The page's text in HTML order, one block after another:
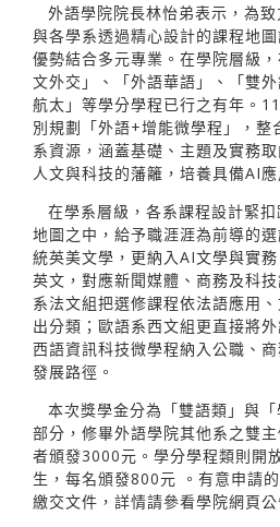
外語學院院長林怡弟表示，為
與各學系透過精心設計的課程地
優勢結合多元專業。在學院層級
文外交」、「外語華語」、「雙
航太」等學分學程已行之有年。
別規劃「外語+增能微學程」，整
系資源，涵蓋基礎、主題及實務
人文與科技的藩籬，培養具備AI
在學系層級，各系課程設計緊
地圖之中，給予職涯涯為前導的
統英美文學，更納入AI文學與實
英文，對應新聞媒體、商務及科
系法文組把選修課程依法語應用
出分類；歐語系西文組更直接將
西語資訊科技微學程納入公職、
發展路徑。
本次獎學金分為「雙語類」與
部分，修畢外語學院其他系之雙
者頒發3000元。學分學程類則開
生，每名頒發800元 。有意申請
繳交文件，詳情請參看學院網頁公